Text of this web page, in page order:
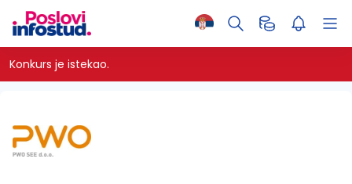
Konkurs je istekao.